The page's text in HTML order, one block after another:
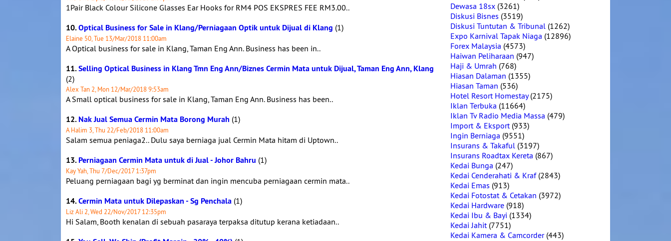
1Pair Black Colour Silicone Glasses Ear Hooks for RM4 POS EKSPRES FEE RM3.00..
10.Optical Business for Sale in Klang/Perniagaan Optik untuk Dijual di Klang (1)
Elaine 50, Tue 13/Mar/2018 11:00am
A Optical business for sale in Klang, Taman Eng Ann. Business has been in..
11.Selling Optical Business in Klang Tmn Eng Ann/Biznes Cermin Mata untuk Dijual, Taman Eng Ann, Klang
(2)
Alex Tan 2, Mon 12/Mar/2018 9:53am
A Small optical business for sale in Klang, Taman Eng Ann. Business has been..
12.Nak Jual Semua Cermin Mata Borong Murah (1)
A Halim 3, Thu 22/Feb/2018 11:00am
Salam semua peniaga2.. Dulu saya berniaga jual Cermin Mata hitam di Uptown..
13.Perniagaan Cermin Mata untuk di Jual - Johor Bahru (1)
Kay Yah, Thu 7/Dec/2017 1:37pm
Peluang perniagaan bagi yg berminat dan ingin mencuba perniagaan cermin mata..
14.Cermin Mata untuk Dilepaskan - Sg Penchala (1)
Liz Ali 2, Wed 22/Nov/2017 12:35pm
Hi Salam, Booth kenalan di sebuah pasaraya terpaksa ditutup kerana ketiadaan..
Dewasa 18sx (3261)
Diskusi Bisnes (3519)
Diskusi Tuntutan & Tribunal (1262)
Expo Karnival Tapak Niaga (12896)
Forex Malaysia (4573)
Haiwan Peliharaan (947)
Haji & Umrah (768)
Hiasan Dalaman (1355)
Hiasan Taman (536)
Hotel Resort Homestay(2175)
Iklan Terbuka (11664)
Iklan Tv Radio Media Massa (479)
Import & Eksport(933)
Ingin Berniaga (9551)
Insurans & Takaful (3197)
Insurans Roadtax Kereta (867)
Kedai Bunga (247)
Kedai Cenderahati & Kraf(2843)
Kedai Emas (913)
Kedai Fotostat & Cetakan (3972)
Kedai Hardware (918)
Kedai Ibu & Bayi (1334)
Kedai Jahit(7751)
Kedai Kamera & Camcorder(443)